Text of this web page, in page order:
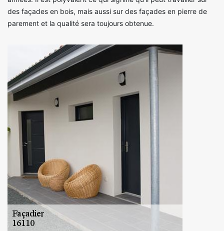
des façades en bois, mais aussi sur des façades en pierre de
parement et la qualité sera toujours obtenue.